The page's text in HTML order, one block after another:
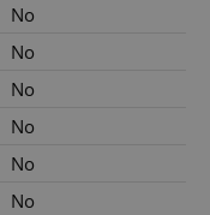
No
No
No
No
No
No